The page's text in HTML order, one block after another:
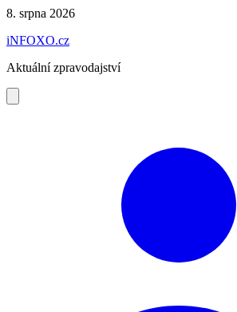
Preskočiť
obsah
8. srpna 2026
iNFOXO.cz
Aktuální zpravodajství